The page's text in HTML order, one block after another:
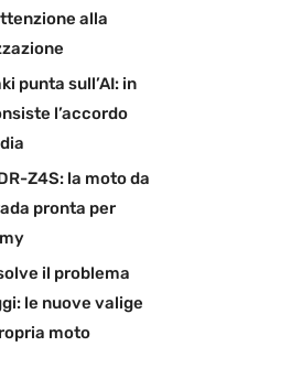
alla
punta sull’AI: in
l’accordo
Z4S: la moto da
pronta per
il problema
le nuove valige
moto